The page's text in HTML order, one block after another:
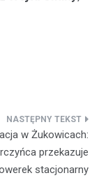
w Żukowicach:
przekazuje
stacjonarny